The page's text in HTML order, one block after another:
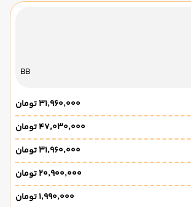
BB
۳۱٬۹۶۰٬۰۰۰ تومان
۴۷٬۰۳۰٬۰۰۰ تومان
۳۱٬۹۶۰٬۰۰۰ تومان
۲۰٬۹۰۰٬۰۰۰ تومان
۱٬۹۹۰٬۰۰۰ تومان